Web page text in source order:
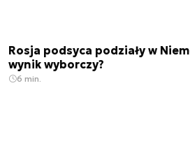
Rosja podsyca podziały w
wynik wyborczy?
6 min.